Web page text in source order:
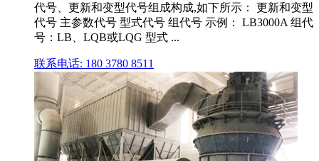
代号、更新和变型代号组成构成,如下所示： 更新和变型
代号 主参数代号 型式代号 组代号 示例： LB3000A 组代
号：LB、LQB或LQG 型式 ...
联系电话: 180 3780 8511